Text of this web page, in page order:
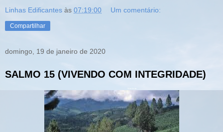
Linhas Edificantes às 07:19:00 Um comentário:
Compartilhar
domingo, 19 de janeiro de 2020
SALMO 15 (VIVENDO COM INTEGRIDADE)